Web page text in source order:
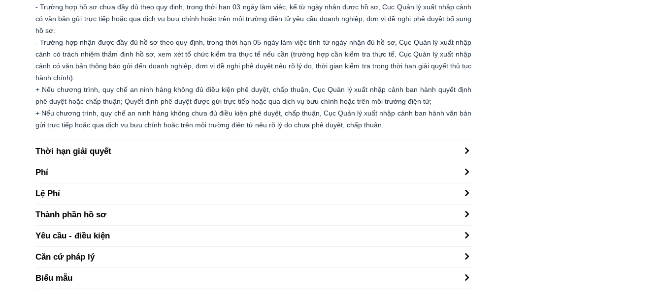
- Trường hợp hồ sơ chưa đầy đủ theo quy định, trong thời hạn 03 ngày làm việc, kể từ ngày nhận được hồ sơ, Cục Quản lý xuất nhập cảnh
có văn bản gửi trực tiếp hoặc qua dịch vụ bưu chính hoặc trên môi trường điện tử yêu cầu doanh nghiệp, đơn vị đề nghị phê duyệt bổ sung
hồ sơ.
- Trường hợp nhận được đầy đủ hồ sơ theo quy định, trong thời hạn 05 ngày làm việc tính từ ngày nhận đủ hồ sơ, Cục Quản lý xuất nhập
cảnh có trách nhiệm thẩm định hồ sơ, xem xét tổ chức kiểm tra thực tế nếu cần (trường hợp cần kiểm tra thực tế, Cục Quản lý xuất nhập
cảnh có văn bản thông báo gửi đến doanh nghiệp, đơn vị đề nghị phê duyệt nêu rõ lý do, thời gian kiểm tra trong thời hạn giải quyết thủ tục
hành chính).
+ Nếu chương trình, quy chế an ninh hàng không đủ điều kiện phê duyệt, chấp thuận, Cục Quản lý xuất nhập cảnh ban hành quyết định
phê duyệt hoặc chấp thuận; Quyết định phê duyệt được gửi trực tiếp hoặc qua dịch vụ bưu chính hoặc trên môi trường điện tử;
+ Nếu chương trình, quy chế an ninh hàng không chưa đủ điều kiện phê duyệt, chấp thuận, Cục Quản lý xuất nhập cảnh ban hành văn bản
gửi trực tiếp hoặc qua dịch vụ bưu chính hoặc trên môi trường điện tử nêu rõ lý do chưa phê duyệt, chấp thuận.
Thời hạn giải quyết
Phí
Lệ Phí
Thành phần hồ sơ
Yêu cầu - điều kiện
Căn cứ pháp lý
Biểu mẫu